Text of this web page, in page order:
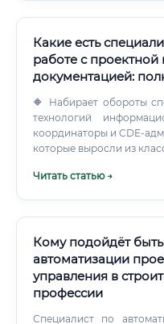
Какие есть
работе с проектной
документацией:
🔶 Набирает обороты
технологий
координаторы и CDE-
которые выросли из
Читать статью →
Кому подойдёт
автоматизации
управления в
профессии
Специалист по